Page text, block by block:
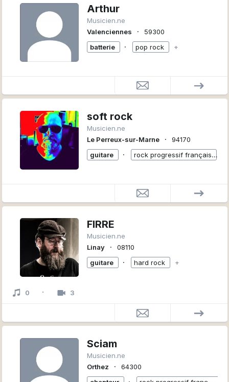
Arthur
Musicien.ne
Valenciennes
∙
59300
batterie
∙ pop rock +
soft rock
Musicien.ne
Le Perreux-sur-Marne
∙
94170
guitare
∙ rock progressif français
FIRRE
Musicien.ne
Linay
∙
08110
guitare
∙ hard rock +
0 · 3
Sciam
Musicien.ne
Orthez
∙
64300